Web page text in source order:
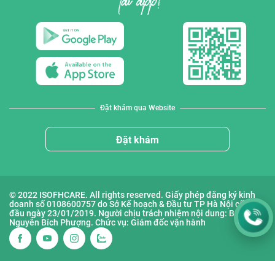
Đặt khám qua Website
Đặt khám
© 2022 ISOFHCARE. All rights reserved. Giấy phép đăng ký kinh
doanh số 0108600757 do Sở Kế hoạch & Đầu tư TP Hà Nội cấp lần
đầu ngày 23/01/2019. Người chịu trách nhiệm nội dung: Bà
Nguyễn Bích Phượng. Chức vụ: Giám đốc vận hành